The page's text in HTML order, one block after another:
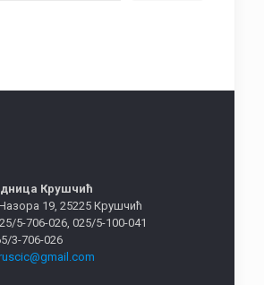
Крушчић
19, 25225 Крушчић
5-706-026, 025/5-100-041
3-706-026